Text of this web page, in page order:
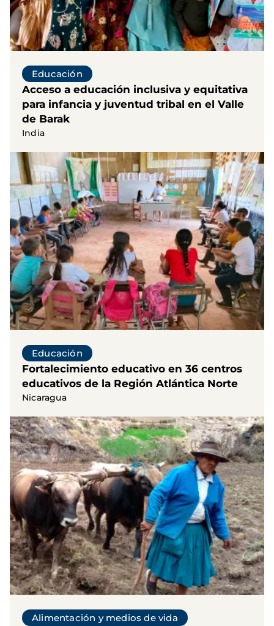
Educación
Acceso a educación inclusiva y equitativa
para infancia y juventud tribal en el Valle
de Barak
India
Educación
Fortalecimiento educativo en 36 centros
educativos de la Región Atlántica Norte
Nicaragua
Alimentación y medios de vida